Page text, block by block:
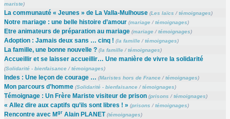
mariste)
La communauté « Jeunes » de La Valla-Mulhouse (Les laïcs /témoignages)
Notre mariage : une belle histoire d’amour (mariage/témoignages)
Etre animateurs de préparation au mariage (mariage/témoignages)
Adoption : Jamais deux sans … cinq ! (la famille/témoignages)
La famille, une bonne nouvelle ? (la famille/témoignages)
Accueillir et se laisser accueillir… Une manière de vivre la solidarité
(Solidarité - bienfaisance/témoignages)
Indes : Une leçon de courage … (Maristes hors de France/témoignages)
Mon parcours d’homme (Solidarité - bienfaisance/témoignages)
Témoignage : Un Frère Mariste visiteur de prison (prisons /témoignages)
« Allez dire aux captifs qu’ils sont libres ! » (prisons /témoignages)
Rencontre avec Mgr Alain PLANET (témoignages)